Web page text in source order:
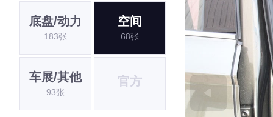
达
底盘/动力
183张
空间
68张
车展/其他
93张
官方